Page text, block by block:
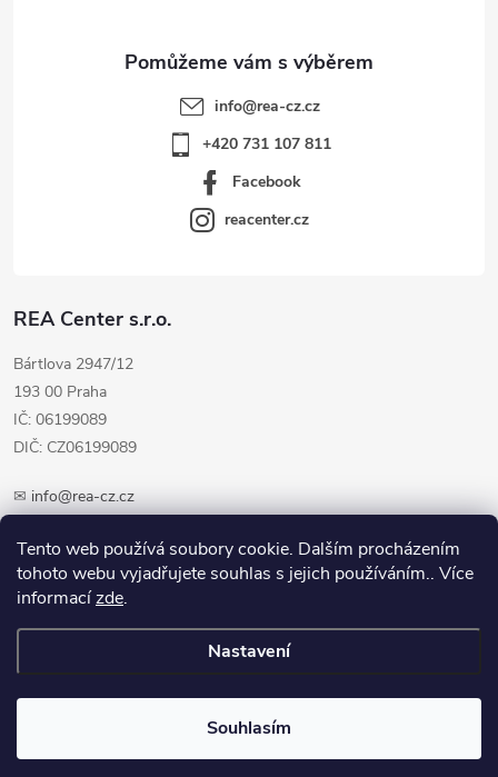
Tento web používá soubory cookie. Dalším procházením
tohoto webu vyjadřujete souhlas s jejich používáním.. Více
informacízde.
Nastavení
Souhlasím
REA Center s.r.o.
Bártlova 2947/12
193 00 Praha
IČ: 06199089
DIČ: CZ06199089
✉ info@rea-cz.cz
info@rea-cz.cz
+420 731 107 811
Facebook
reacenter.cz
Copyright 2026
cookies